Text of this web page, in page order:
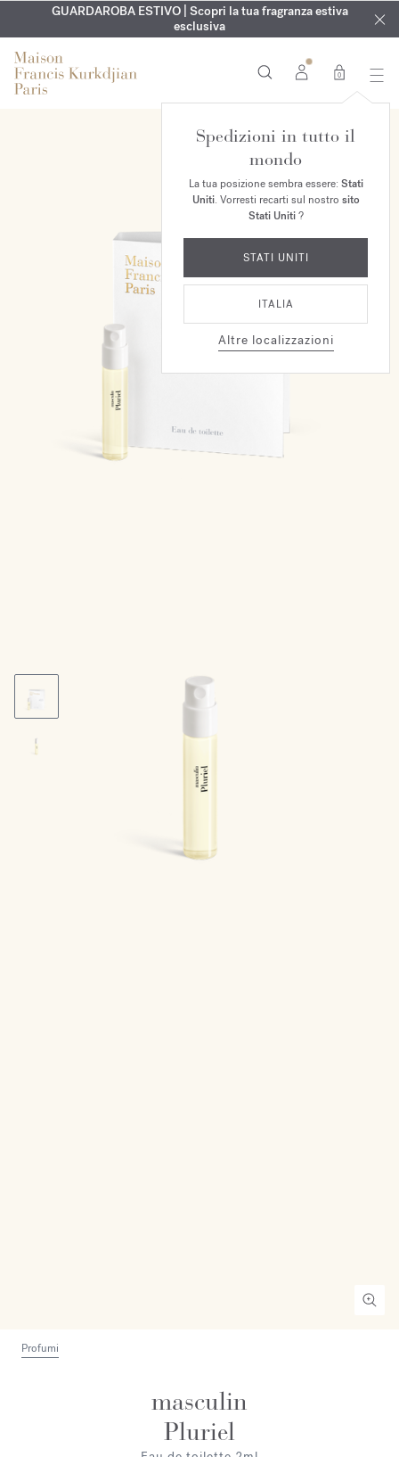
ESCLUSIVO | Scopri la nuova fragranza OUDvelvet moodnel
tuo ordine*
INCISIONE GRATUITA | Su tutte le fragranze e gli oli per il
corpo fino al 9 agosto
GUARDAROBA ESTIVO | Scopri la tua fragranza estiva
esclusiva
0
Spedizioni in tutto il
mondo
La tua posizione sembra essere: Stati
Uniti. Vorresti recarti sul nostro sito
Stati Uniti?
STATI UNITI
ITALIA
Altre localizzazioni
Profumi
masculin
Pluriel